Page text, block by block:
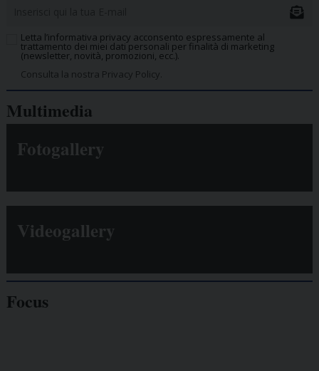
Letta l’informativa privacy acconsento espressamente al
trattamento dei miei dati personali per finalità di marketing
(newsletter, novità, promozioni, ecc.).
Consulta la nostra Privacy Policy.
Multimedia
Fotogallery
Videogallery
Focus